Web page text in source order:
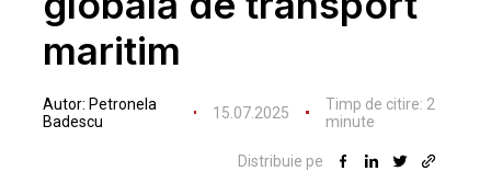
maritim
Autor: Petronela
Badescu
15.07.2025 Timp de citire: 2
minute
Distribuie pe